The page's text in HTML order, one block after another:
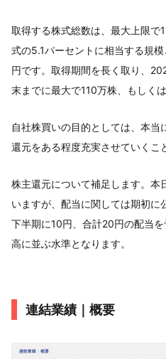
取得する株式総数は、最大上限で
式の5.1パーセントに相当する規
円です。取得期間を長く取り、
末までに最大で110万株、もしく
自社株買いの目的としては、本当
還元をある程度充実させていくこ
株主還元について補足します。本
いますが、配当に関しては期初に
下半期に10円、合計20円の配当
高に並ぶ水準となります。
連結業績｜概要